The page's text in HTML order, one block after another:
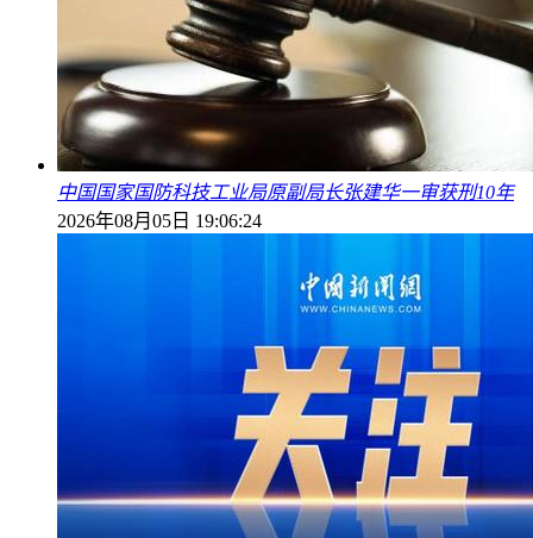
中国国家国防科技工业局原副局长张建华一审获刑10年
2026年08月05日 19:06:24